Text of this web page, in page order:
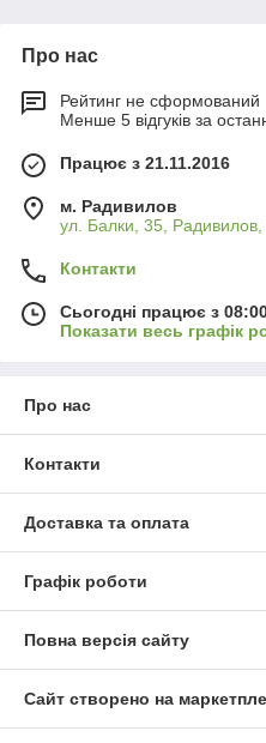
Про нас
Рейтинг не сформований
Менше 5 відгуків за
Працює з 21.11.2016
м. Радивилов
ул. Балки, 35, Радивилов,
Контакти
Сьогодні працює з
Показати весь графік
Про нас
Контакти
Доставка та оплата
Графік роботи
Повна версія сайту
Сайт створено на